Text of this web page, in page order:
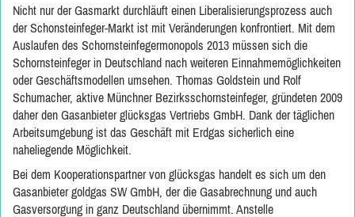
Nicht nur der Gasmarkt durchläuft einen Liberalisierungsprozess auch
der Schonsteinfeger-Markt ist mit Veränderungen konfrontiert. Mit dem
Auslaufen des Schornsteinfegermonopols 2013 müssen sich die
Schornsteinfeger in Deutschland nach weiteren Einnahmemöglichkeiten
oder Geschäftsmodellen umsehen. Thomas Goldstein und Rolf
Schumacher, aktive Münchner Bezirksschornsteinfeger, gründeten 2009
daher den Gasanbieter glücksgas Vertriebs GmbH. Dank der täglichen
Arbeitsumgebung ist das Geschäft mit Erdgas sicherlich eine
naheliegende Möglichkeit.
Bei dem Kooperationspartner von glücksgas handelt es sich um den
Gasanbietergoldgas SW GmbH, der die Gasabrechnung und auch
Gasversorgung in ganz Deutschland übernimmt. Anstelle